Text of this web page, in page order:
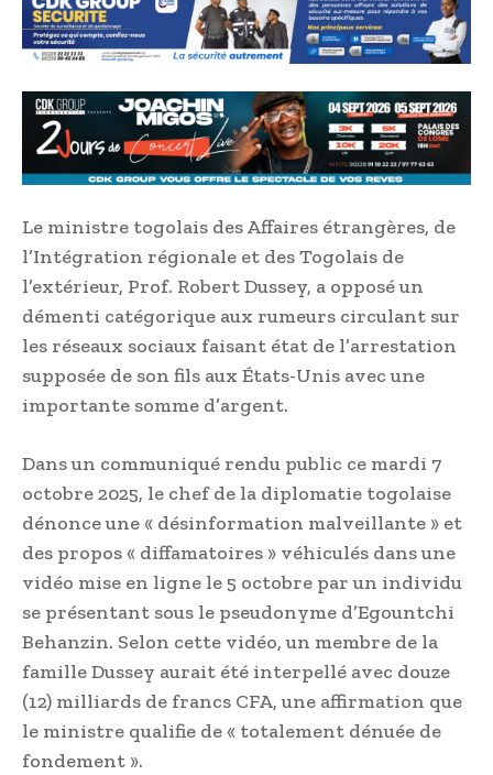
Le ministre togolais des Affaires étrangères, de
l’Intégration régionale et des Togolais de
l’extérieur, Prof. Robert Dussey, a opposé un
démenti catégorique aux rumeurs circulant sur
les réseaux sociaux faisant état de l’arrestation
supposée de son fils aux États-Unis avec une
importante somme d’argent.
Dans un communiqué rendu public ce mardi 7
octobre 2025, le chef de la diplomatie togolaise
dénonce une « désinformation malveillante » et
des propos « diffamatoires » véhiculés dans une
vidéo mise en ligne le 5 octobre par un individu
se présentant sous le pseudonyme d’Egountchi
Behanzin. Selon cette vidéo, un membre de la
famille Dussey aurait été interpellé avec douze
(12) milliards de francs CFA, une affirmation que
le ministre qualifie de « totalement dénuée de
fondement ».